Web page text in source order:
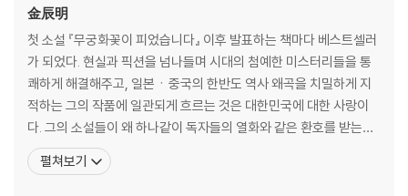
관아에 소장 하나 쓰지 못해 벙어리 냉가슴만 앓다 죽어가는 것이
이 나라의 현실이다. ‘살려주시오.’ 이 한마디! 고작 이 한마디를
적지 못해 죽어가는 백성을 보고만 있을 것이냐! 그대들이 읽는
성현의 도리가 고작 백성을 벙어리로 만드는 것이더냐!”
꿈과 같이
날벼락
숙현의 결심
압록강의 이별
윤 사부의 죽음
노비의 직관
또 다른 학문
金辰明
첫 소설 『무궁화꽃이 피었습니다』 이후 발표하는 책마다 베스트셀러
가 되었다. 현실과 픽션을 넘나들며 시대의 첨예한 미스터리들을 통
쾌하게 해결해주고, 일본ㆍ중국의 한반도 역사 왜곡을 치밀하게 지
적하는 그의 작품에 일관되게 흐르는 것은 대한민국에 대한 사랑이
다. 그의 소설들이 왜 하나같이 독자들의 열화와 같은 환호를 받는지,
그의 작품을 읽어본 이들은 알고 있다. 뚜렷한 문제의식을 지닌 작가,
김진명. 그의 작품으로는 우리나라 최고의 베스트셀러 『무궁화꽃이
펼쳐보기